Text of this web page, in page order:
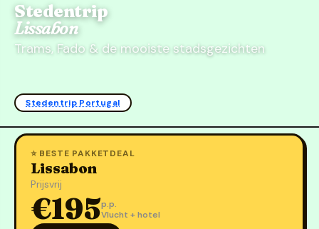
Stedentrip Portugal
Stedentrip
Lissabon
Trams, Fado & de mooiste stadsgezichten
⭐ BESTE PAKKETDEAL
Lissabon
Prijsvrij
€195p.p.
Vlucht + hotel